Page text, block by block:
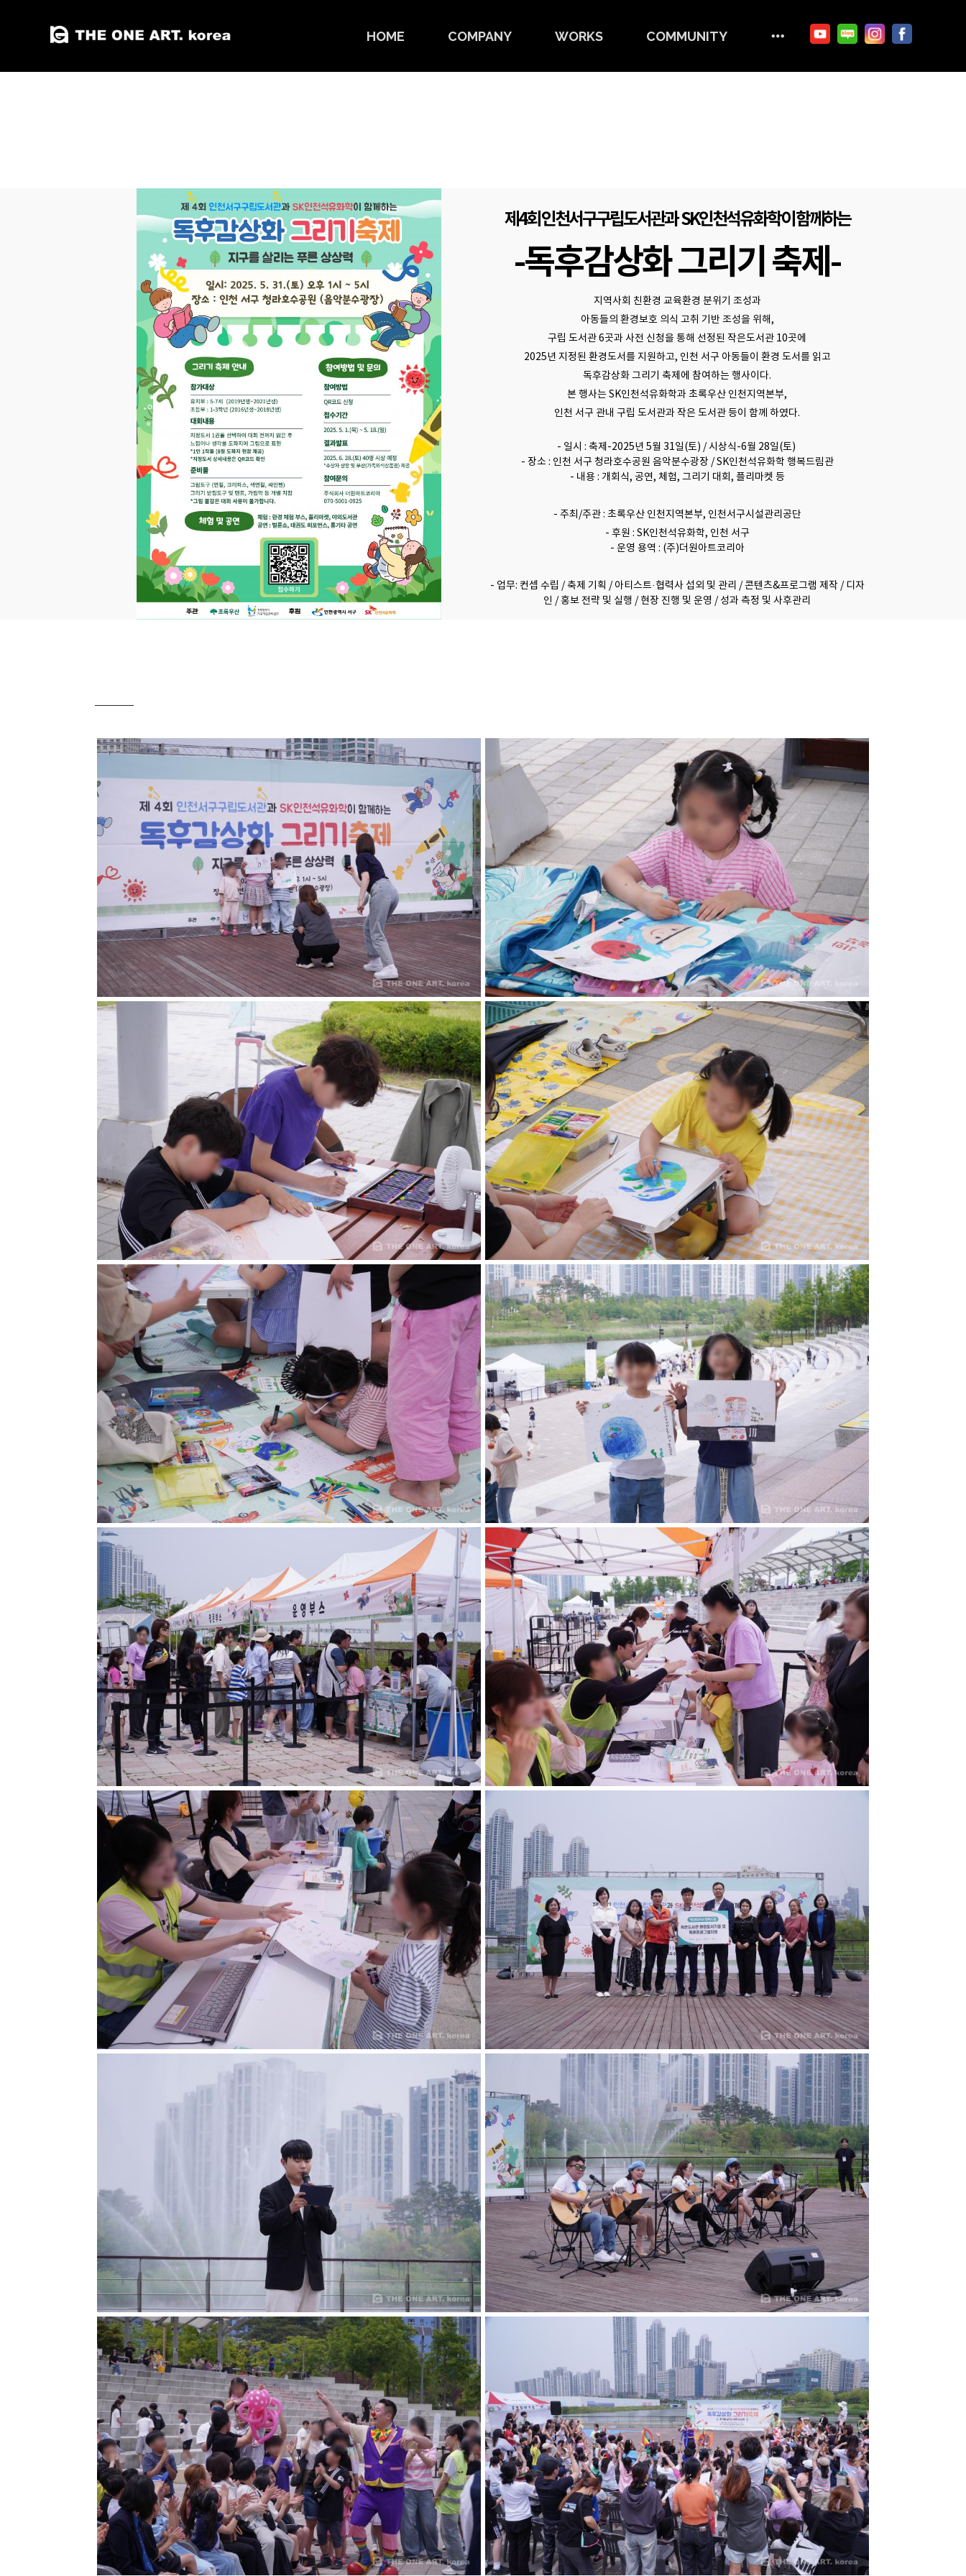
HOME COMPANY WORKS COMMUNITY
제4회 인천서구구립도서관과 SK인천석유화학이 함께하는
-독후감상화 그리기 축제-
지역사회 친환경 교육환경 분위기 조성과
아동들의 환경보호 의식 고취 기반 조성을 위해,
구립 도서관 6곳과 사전 신청을 통해 선정된 작은도서관 10곳에
2025년 지정된 환경도서를 지원하고, 인천 서구 아동들이 환경 도서를 읽고
독후감상화 그리기 축제에 참여하는 행사이다.
본 행사는 SK인천석유화학과 초록우산 인천지역본부,
인천 서구 관내 구립 도서관과 작은 도서관 등이 함께 하였다.
- 일시 : 축제-2025년 5월 31일(토) / 시상식-6월 28일(토)
- 장소 : 인천 서구 청라호수공원 음악분수광장 / SK인천석유화학 행복드림관
- 내용 : 개회식, 공연, 체험, 그리기 대회, 플리마켓 등
- 주최/주관 : 초록우산 인천지역본부, 인천서구시설관리공단
- 후원 : SK인천석유화학, 인천 서구
- 운영 용역 : (주)더원아트코리아
- 업무: 컨셉 수립 / 축제 기획 / 아티스트·협력사 섭외 및 관리 / 콘텐츠&프로그램 제작 / 디자
인 / 홍보 전략 및 실행 / 현장 진행 및 운영 / 성과 측정 및 사후관리